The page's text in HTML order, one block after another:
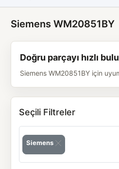
Siemens WM20851BY
Doğru parçayı hızlı
Siemens WM20851BY için
Seçili Filtreler
Siemens